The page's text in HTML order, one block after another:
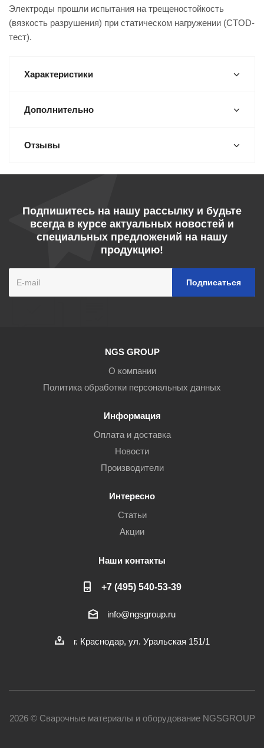
Электроды прошли испытания на трещеностойкость
(вязкость разрушения) при статическом нагружении (CTOD-
тест).
Характеристики
Дополнительно
Отзывы
Подпишитесь на нашу рассылку и будьте
всегда в курсе актуальных новостей и
специальных предложений на нашу
продукцию!
NGS GROUP
О компании
Политика обработки персональных данных
Информация
Оплата и доставка
Новости
Производители
Интересно
Статьи
Акции
Наши контакты
+7 (495) 540-53-39
info@ngsgroup.ru
г. Краснодар, ул. Уральская 151/1
2026 © Сварочные материалы и оборудование NGSGROUP